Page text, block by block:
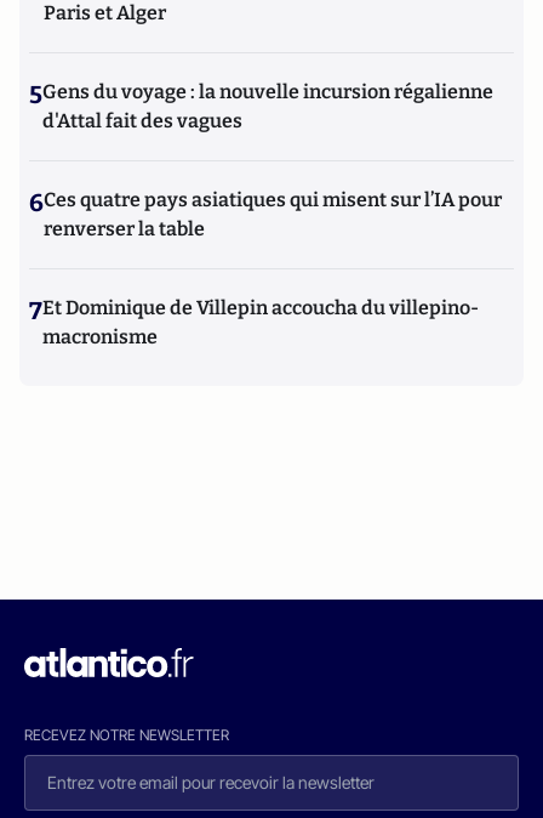
Paris et Alger
5Gens du voyage : la nouvelle incursion régalienne
d'Attal fait des vagues
6Ces quatre pays asiatiques qui misent sur l’IA pour
renverser la table
7Et Dominique de Villepin accoucha du villepino-
macronisme
RECEVEZ NOTRE NEWSLETTER